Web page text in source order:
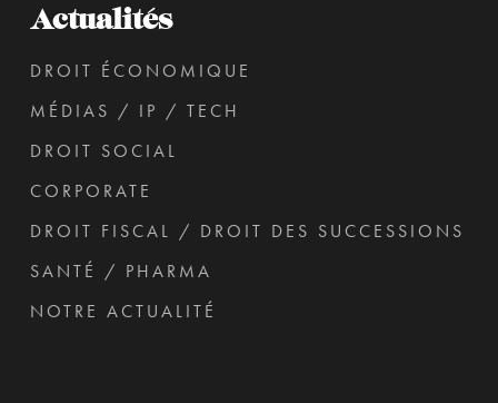
Actualités
DROIT ÉCONOMIQUE
MÉDIAS / IP / TECH
DROIT SOCIAL
CORPORATE
DROIT FISCAL / DROIT DES SUCCESSIONS
SANTÉ / PHARMA
NOTRE ACTUALITÉ